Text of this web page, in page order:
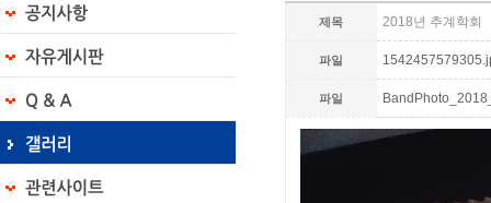
제목 2018년 추계학회
파일
파일